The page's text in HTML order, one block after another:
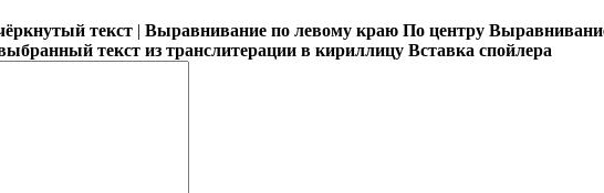
текст | Выравнивание по левому краю По центру
текст из транслитерации в кириллицу Вставка спойлера